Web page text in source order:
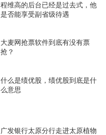
程维高的后台已经是过去式，他
是否能享受副省级待遇
大麦网抢票软件到底有没有票
抢？
什么是绩优股，绩优股到底是什
么意思
广发银行太原分行走进太原植物